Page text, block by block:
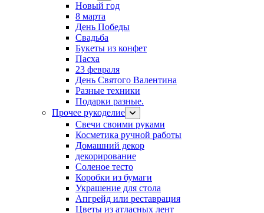
Новый год
8 марта
День Победы
Свадьба
Букеты из конфет
Пасха
23 февраля
День Святого Валентина
Разные техники
Подарки разные.
Прочее рукоделие
Свечи своими руками
Косметика ручной работы
Домашний декор
декорирование
Соленое тесто
Коробки из бумаги
Украшение для стола
Апгрейд или реставрация
Цветы из атласных лент